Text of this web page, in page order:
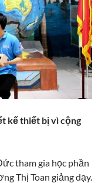
kế thiết bị vì cộng
tham gia học phần
Thị Toan giảng dạy.